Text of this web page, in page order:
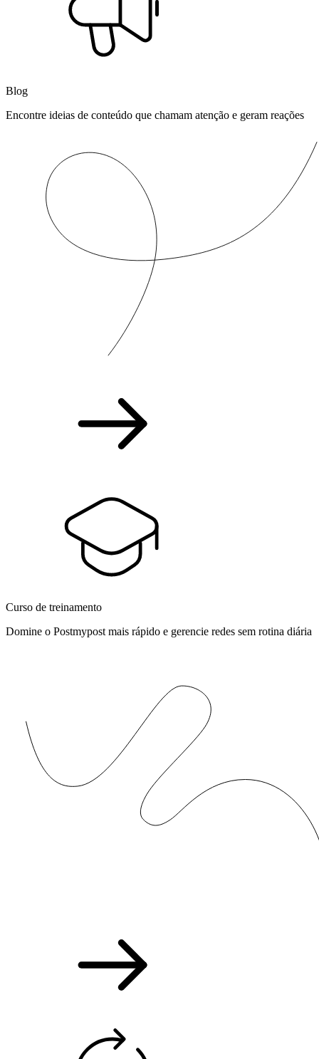
Blog
Encontre ideias de conteúdo que chamam atenção e geram reações
Curso de treinamento
Domine o Postmypost mais rápido e gerencie redes sem rotina diária